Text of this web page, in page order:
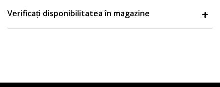
Verificați disponibilitatea în magazine